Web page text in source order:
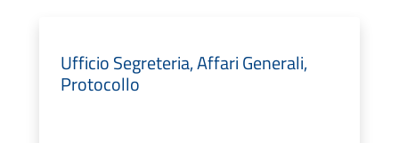
Ufficio Segreteria, Affari Generali,
Protocollo